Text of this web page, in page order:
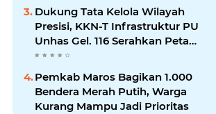
Dukung Tata Kelola Wilayah
Presisi, KKN-T Infrastruktur PU
Unhas Gel. 116 Serahkan Peta
Batas Dusun Berbasis GIS ke
Desa Bonto Matene
Pemkab Maros Bagikan 1.000
Bendera Merah Putih, Warga
Kurang Mampu Jadi Prioritas